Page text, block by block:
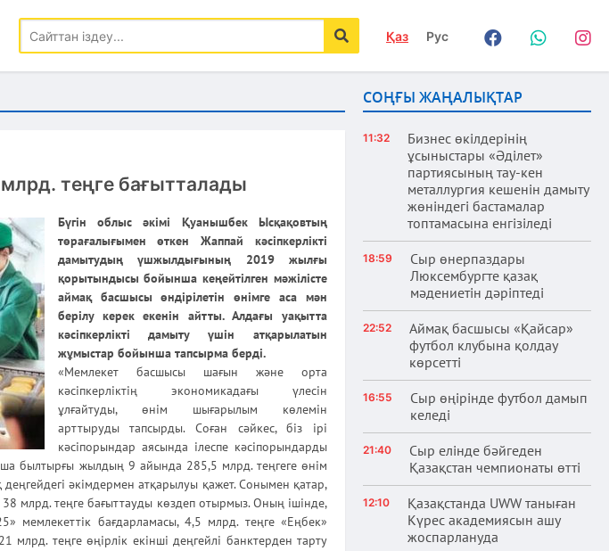
іздеу
Қаз
Рус
теңге бағытталады
Бүгін облыс әкімі Қуанышбек Ысқақовтың
төрағалығымен өткен Жаппай кәсіпкерлікті
дамытудың үшжылдығының 2019 жылғы
қорытындысы бойынша кеңейтілген мәжілісте
аймақ басшысы өндірілетін өнімге аса мән
берілу керек екенін айтты. Алдағы уақытта
кәсіпкерлікті дамыту үшін атқарылатын
жұмыстар бойынша тапсырма берді.
«Мемлекет басшысы шағын және орта
кәсіпкерліктің экономикадағы үлесін
ұлғайтуды, өнім шығарылым көлемін
арттыруды тапсырды. Соған сәйкес, біз ірі
кәсіпорындар аясында ілеспе кәсіпорындарды
былтырғы жылдың 9 айында 285,5 млрд. теңгеге өнім
әкімдермен атқарылуы қажет. Сонымен қатар,
млрд. теңге бағыттауды көздеп отырмыз. Оның ішінде,
мемлекеттік бағдарламасы, 4,5 млрд. теңге «Еңбек»
теңге өңірлік екінші деңгейлі банктерден тарту
СОҢҒЫ ЖАҢАЛЫҚТАР
11:32
Бизнес өкілдерінің
ұсыныстары «Әділет»
партиясының тау-кен
металлургия кешенін дамыту
жөніндегі бастамалар
топтамасына енгізіледі
18:59
Сыр өнерпаздары
Люксембургте қазақ
мәдениетін дәріптеді
22:52
Аймақ басшысы «Қайсар»
футбол клубына қолдау
көрсетті
16:55
Сыр өңірінде футбол дамып
келеді
21:40
Сыр елінде бәйгеден
Қазақстан чемпионаты өтті
12:10
Қазақстанда UWW таныған
Күрес академиясын ашу
жоспарлануда